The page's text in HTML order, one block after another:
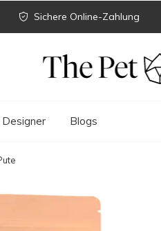
Designer Blogs
Sichere Online-Zahlung